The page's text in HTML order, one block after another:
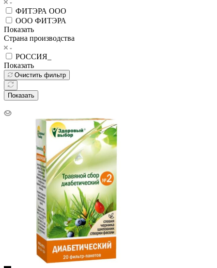
ФИТЭРА ООО
ООО ФИТЭРА
Показать
Страна производства
РОССИЯ_
Показать
Очистить фильтр
Показать